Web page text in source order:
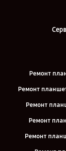
Ремонт
Ремонт
Ремонт
Ремонт
Ремонт